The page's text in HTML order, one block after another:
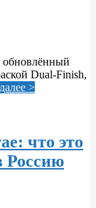
обновлённый
Dual‑Finish,
>
что это
Россию